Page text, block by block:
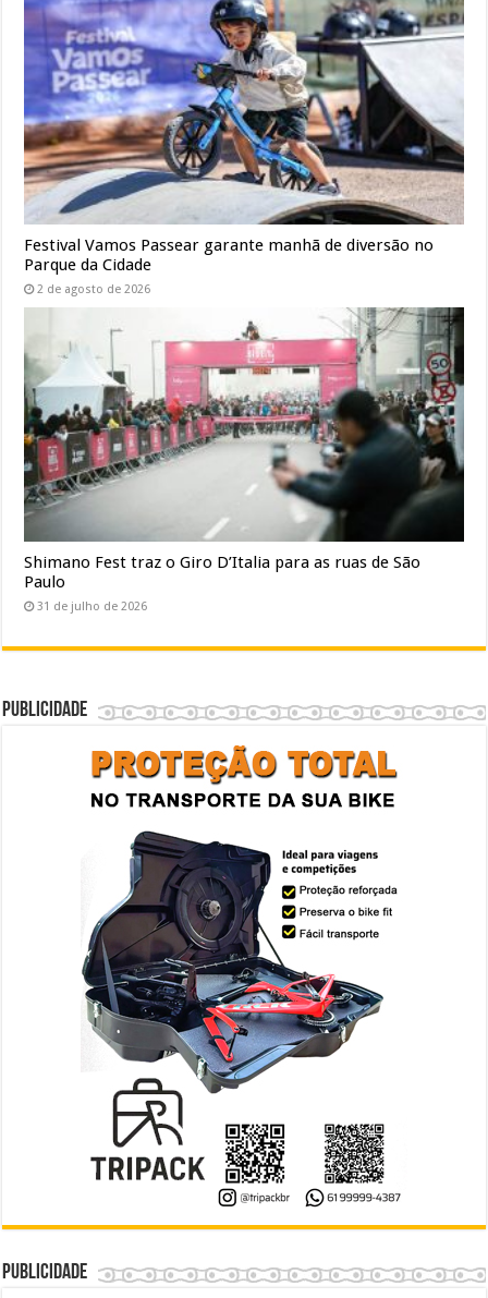
Festival Vamos Passear garante manhã de diversão no
Parque da Cidade
2 de agosto de 2026
Shimano Fest traz o Giro D’Italia para as ruas de São
Paulo
31 de julho de 2026
Publicidade
Publicidade